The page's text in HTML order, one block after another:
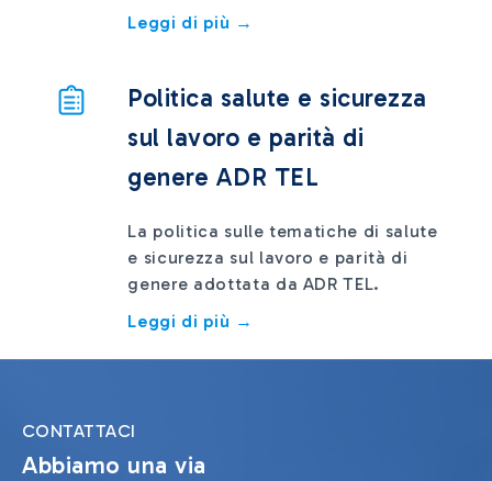
Leggi di più →
Politica salute e sicurezza
sul lavoro e parità di
genere ADR TEL
La politica sulle tematiche di salute
e sicurezza sul lavoro e parità di
genere adottata da ADR TEL.
Leggi di più →
CONTATTACI
Abbiamo una via